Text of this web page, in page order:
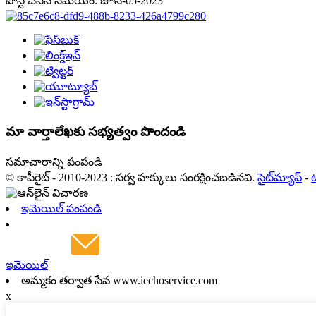
మా వార్తాలేఖకు సభ్యత్వం పొందండి
సమాచారాన్ని పంపండి
© కాపీరైట్ - 2010-2023 : సర్వ హక్కులు సంరక్షించబడినవి. సైట్‌మ్యాప్ -
ఇమెయిల్ పంపండి
ఇమెయిల్
అమ్మకం తర్వాత సేవ www.iechoservice.com
x